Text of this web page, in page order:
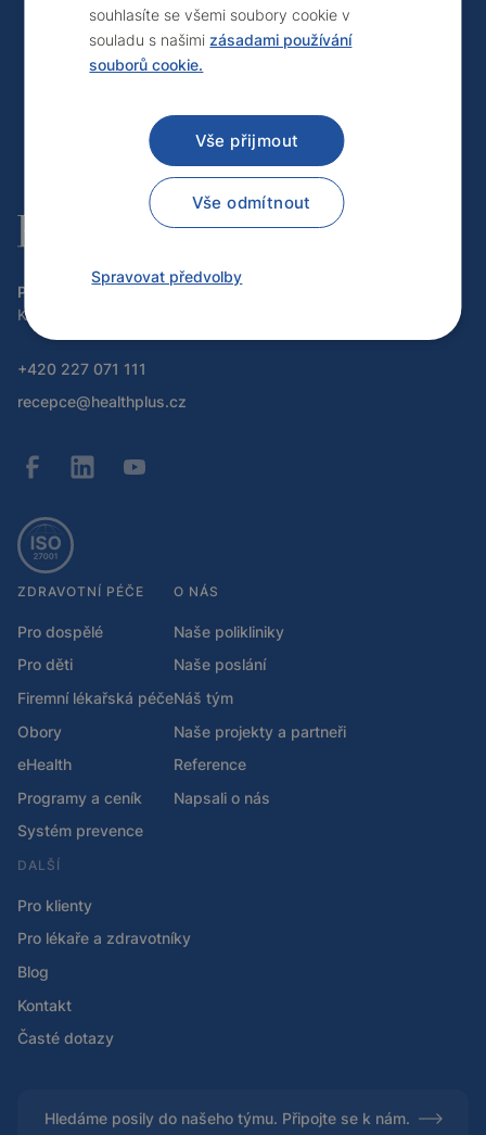
Kontakt
Program H plus, a.s.
Kartouzská 3274/10, 150 00 Praha 5
+420 227 071 111
recepce@healthplus.cz
ZDRAVOTNÍ PÉČE
Pro dospělé
Pro děti
Firemní lékařská péče
Obory
eHealth
Programy a ceník
Systém prevence
O NÁS
Naše polikliniky
Naše poslání
Náš tým
Naše projekty a partneři
Reference
Napsali o nás
DALŠÍ
Pro klienty
Pro lékaře a zdravotníky
Blog
Kontakt
Časté dotazy
Hledáme posily do našeho týmu. Připojte se k nám.
souhlasíte se všemi soubory cookie v
souladu s našimi zásadami používání
souborů cookie.
Vše přijmout
Vše odmítnout
Spravovat předvolby